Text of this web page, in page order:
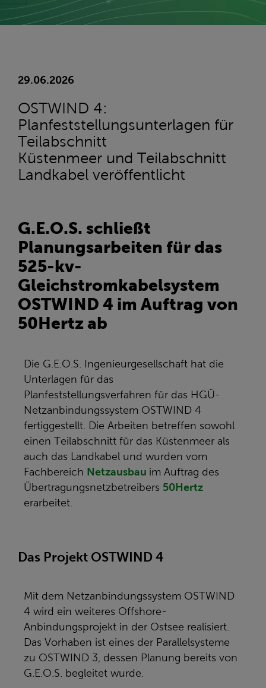
29.06.2026
OSTWIND 4:
Planfeststellungsunterlagen für
Teilabschnitt
Küstenmeer und Teilabschnitt
Landkabel veröffentlicht
G.E.O.S. schließt
Planungsarbeiten für das
525-kv-
Gleichstromkabelsystem
OSTWIND 4 im Auftrag von
50Hertz ab
Die G.E.O.S. Ingenieurgesellschaft hat die
Unterlagen für das
Planfeststellungsverfahren für das HGÜ-
Netzanbindungssystem OSTWIND 4
fertiggestellt. Die Arbeiten betreffen sowohl
einen Teilabschnitt für das Küstenmeer als
auch das Landkabel und wurden vom
Fachbereich Netzausbau im Auftrag des
Übertragungsnetzbetreibers 50Hertz
erarbeitet.
Das Projekt OSTWIND 4
Mit dem Netzanbindungssystem OSTWIND
4 wird ein weiteres Offshore-
Anbindungsprojekt in der Ostsee realisiert.
Das Vorhaben ist eines der Parallelsysteme
zu OSTWIND 3, dessen Planung bereits von
G.E.O.S. begleitet wurde.